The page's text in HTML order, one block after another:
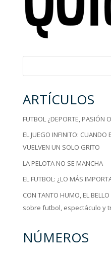
ARTÍCULOS
FUTBOL ¿DEPORTE, PASIÓN
EL JUEGO INFINITO: CUANDO
VUELVEN UN SOLO GRITO
LA PELOTA NO SE MANCHA
EL FUTBOL: ¿LO MÁS
CON TANTO HUMO, EL
sobre futbol, espectáculo y
NÚMEROS